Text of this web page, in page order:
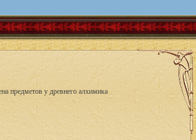
предметов у древнего алхимика